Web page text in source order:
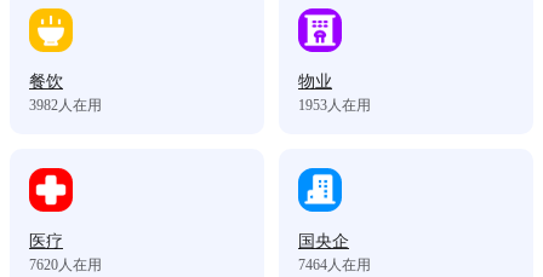
餐饮
3982人在用
物业
1953人在用
医疗
7620人在用
国央企
7464人在用